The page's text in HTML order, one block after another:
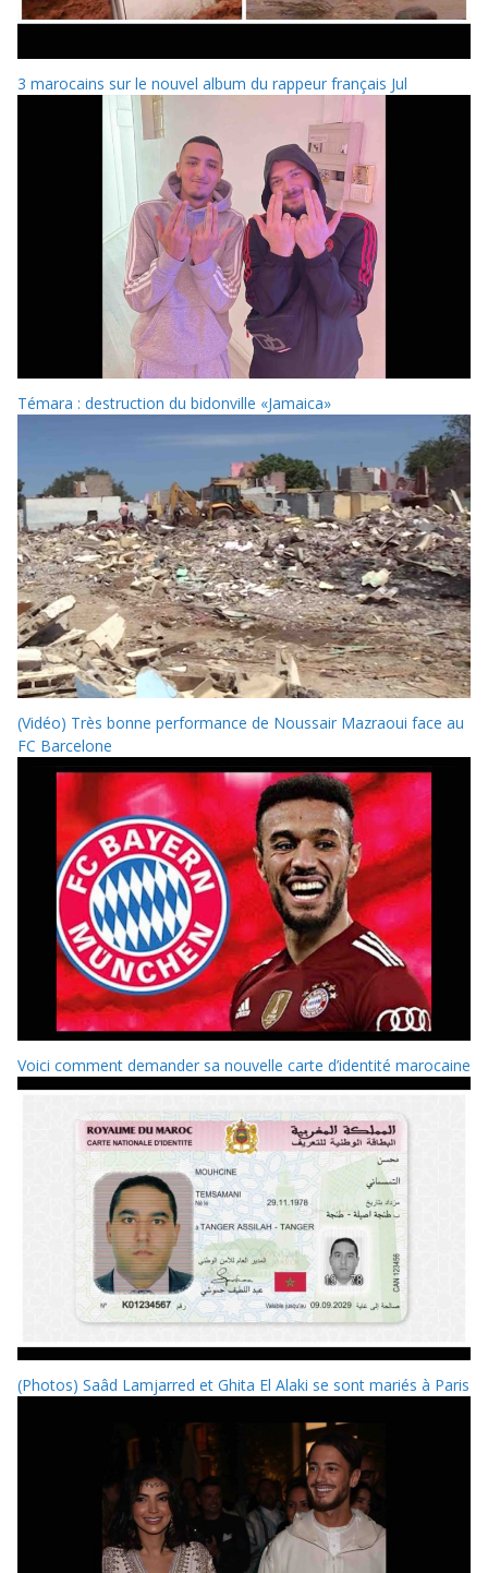
3 marocains sur le nouvel album du rappeur français Jul
Témara : destruction du bidonville «Jamaica»
(Vidéo) Très bonne performance de Noussair Mazraoui face au
FC Barcelone
Voici comment demander sa nouvelle carte d’identité marocaine
(Photos) Saâd Lamjarred et Ghita El Alaki se sont mariés à Paris